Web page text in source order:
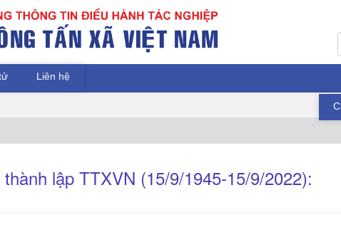
Liên hệ
lập TTXVN (15/9/1945-15/9/2022):